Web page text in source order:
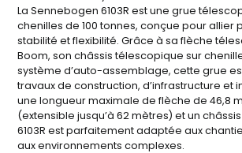
La Sennebogen 6103R est une grue
chenilles de 100 tonnes, conçue pour allier
stabilité et flexibilité. Grâce à sa flèche
Boom, son châssis télescopique sur
système d’auto-assemblage, cette grue
travaux de construction, d’infrastructure et
une longueur maximale de flèche de 46,8
(extensible jusqu’à 62 mètres) et un
6103R est parfaitement adaptée aux
aux environnements complexes.